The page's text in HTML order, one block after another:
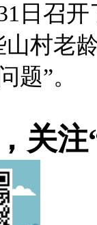
日召
山村老
题”。
关